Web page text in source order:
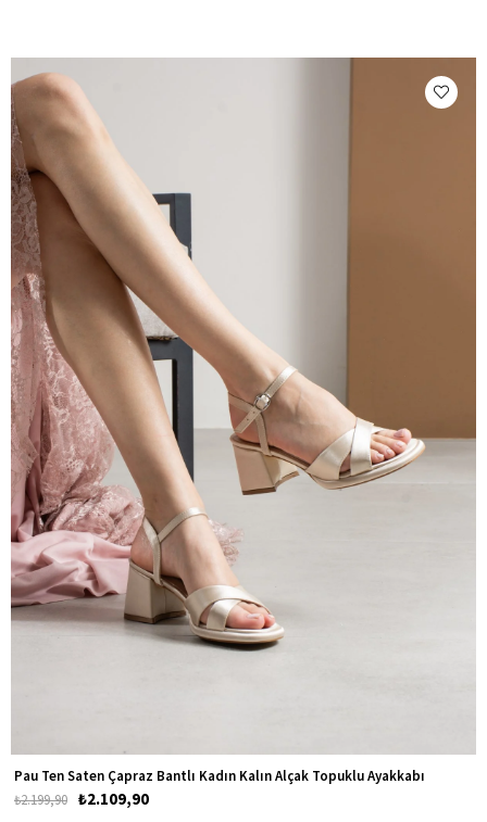
Pau Ten Saten Çapraz Bantlı Kadın Kalın Alçak Topuklu Ayakkabı
₺2.109,90
₺2.199,90